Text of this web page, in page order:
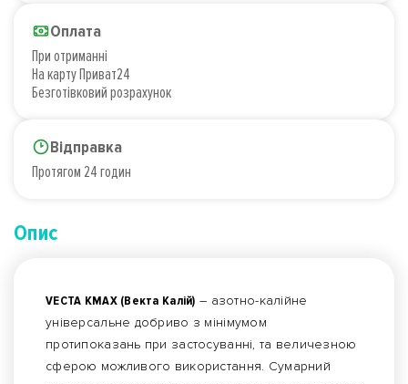
Оплата
При отриманні
На карту Приват24
Безготівковий розрахунок
Відправка
Протягом 24 годин
Опис
VECTA KMAX (Векта Калій) – азотно-калійне
універсальне добриво з мінімумом
протипоказань при застосуванні, та величезною
сферою можливого використання. Сумарний